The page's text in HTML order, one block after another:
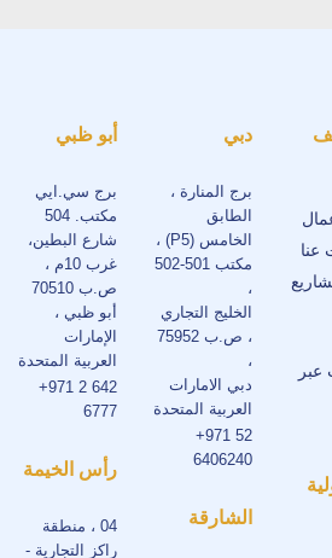
عنا
عبر
دبي
برج المنارة ،
الطابق
الخامس (P5) ،
مكتب 501-502
،
الخليج التجاري
، ص.ب 75952
،
دبي الامارات
العربية المتحدة
+971 52
6406240
الشارقة
أبو ظبي
برج سي.ايي
مكتب. 504
شارع البطين،
غرب 10م ،
ص.ب 70510
أبو ظبي ،
الإمارات
العربية المتحدة
+971 2 642
6777
رأس الخيمة
04 ، منطقة
راكز التجارية -